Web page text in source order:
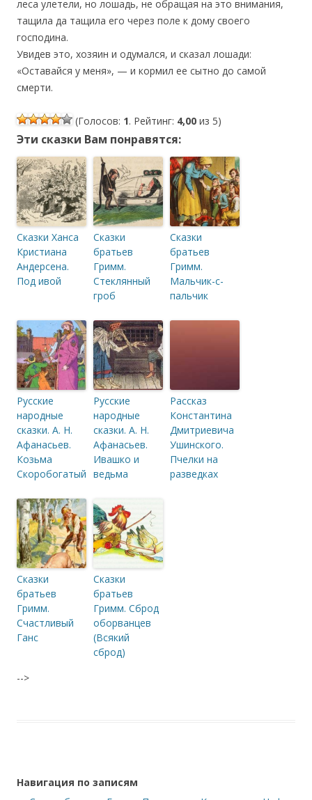
леса улетели, но лошадь, не обращая на это внимания,
тащила да тащила его через поле к дому своего
господина.
Увидев это, хозяин и одумался, и сказал лошади:
«Оставайся у меня», — и кормил ее сытно до самой
смерти.
(Голосов: 1. Рейтинг: 4,00 из 5)
Эти сказки Вам понравятся:
Сказки Ханса
Кристиана
Андерсена.
Под ивой
Сказки
братьев
Гримм.
Стеклянный
гроб
Сказки
братьев
Гримм.
Мальчик-с-
пальчик
Русские
народные
сказки. А. Н.
Афанасьев.
Козьма
Скоробогатый
Русские
народные
сказки. А. Н.
Афанасьев.
Ивашко и
ведьма
Рассказ
Константина
Дмитриевича
Ушинского.
Пчелки на
разведках
Сказки
братьев
Гримм.
Счастливый
Ганс
Сказки
братьев
Гримм. Сброд
оборванцев
(Всякий
сброд)
-->
Навигация по записям